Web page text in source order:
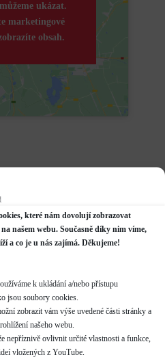
které nám dovolují zobrazovat
našem webu. Současně díky nim víme,
a co je u nás zajímá. Děkujeme!
k ukládání a/nebo přístupu
jsou soubory cookies.
zobrazit vám výše uvedené části stránky a
našeho webu.
nepříznivě ovlivnit určité vlastnosti a funkce,
vložených z YouTube.
ukázat.
marketingové
obsah.
Brod
předem (telefon/email)
dohodnout individuální